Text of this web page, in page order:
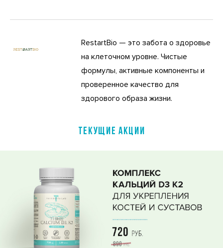
RestartBio — это забота о здоровье
на клеточном уровне. Чистые
формулы, активные компоненты и
проверенное качество для
здорового образа жизни.
ТЕКУЩИЕ АКЦИИ